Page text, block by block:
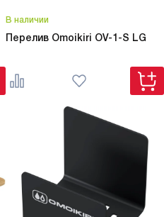
В наличии
Перелив Omoikiri OV-1-S LG